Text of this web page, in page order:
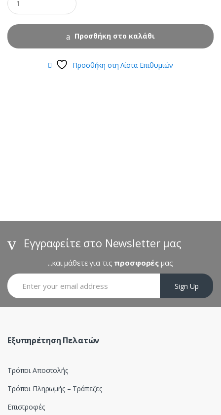
Προσθήκη στο καλάθι
Προσθήκη στη Λίστα Επιθυμιών
d
Εγγραφείτε στο Newsletter μας
...και μάθετε για τις προσφορές μας
Sign Up
Εξυπηρέτηση Πελατών
Τρόποι Αποστολής
Τρόποι Πληρωμής – Τράπεζες
Επιστροφές